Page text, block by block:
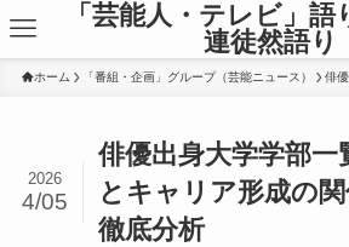
「芸能人・テレビ」語
連徒然語り
ホーム 「番組・企画」グループ（芸能ニュース） 俳
俳優出身大学学部一
とキャリア形成の
徹底分析
2026
4/05